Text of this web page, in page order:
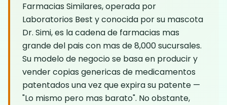
Farmacias Similares, operada por
Laboratorios Best y conocida por su mascota
Dr. Simi, es la cadena de farmacias mas
grande del pais con mas de 8,000 sucursales.
Su modelo de negocio se basa en producir y
vender copias genericas de medicamentos
patentados una vez que expira su patente —
"Lo mismo pero mas barato". No obstante,